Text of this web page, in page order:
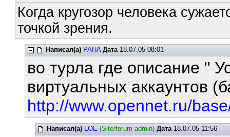
Когда кругозор человека
точкой зрения.
Написал(а) PAHA Дата18.07.05 08:01
во турла где описание "
виртуальных аккаунтов
http://www.opennet.ru/
Написал(а) LOE (Site/forum admin) Дата18.07.05 11:56